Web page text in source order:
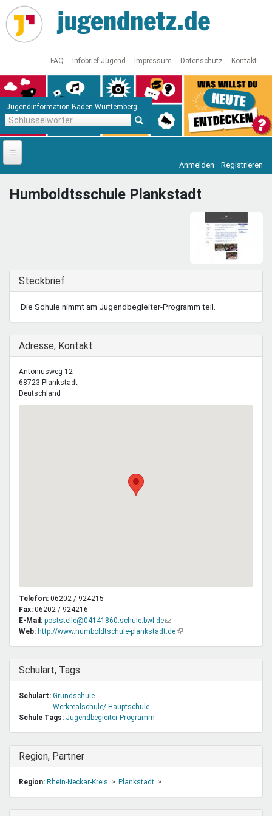
Direkt
zum
Inhalt
FAQ Infobrief Jugend Impressum Datenschutz Kontakt
Jugendinformation Baden-Württemberg
Startseite
News
Mentoren & Projekte
Schule & Beruf
Anmelden Registrieren
Humboldtsschule Plankstadt
Ausblenden
Steckbrief
Die Schule nimmt am Jugendbegleiter-Programm teil.
Ausblenden
Adresse, Kontakt
Antoniusweg 12
68723 Plankstadt
Deutschland
Telefon: 06202 / 924215
Fax: 06202 / 924216
E-Mail: poststelle@04141860.schule.bwl.de(Link
sendet
Web: http://www.humboldtschule-plankstadt.de(Link
Ausblenden
Schulart, Tags
Schulart: Grundschule
Werkrealschule/ Hauptschule
Schule Tags: Jugendbegleiter-Programm
Ausblenden
Region, Partner
Region: Rhein-Neckar-Kreis Plankstadt